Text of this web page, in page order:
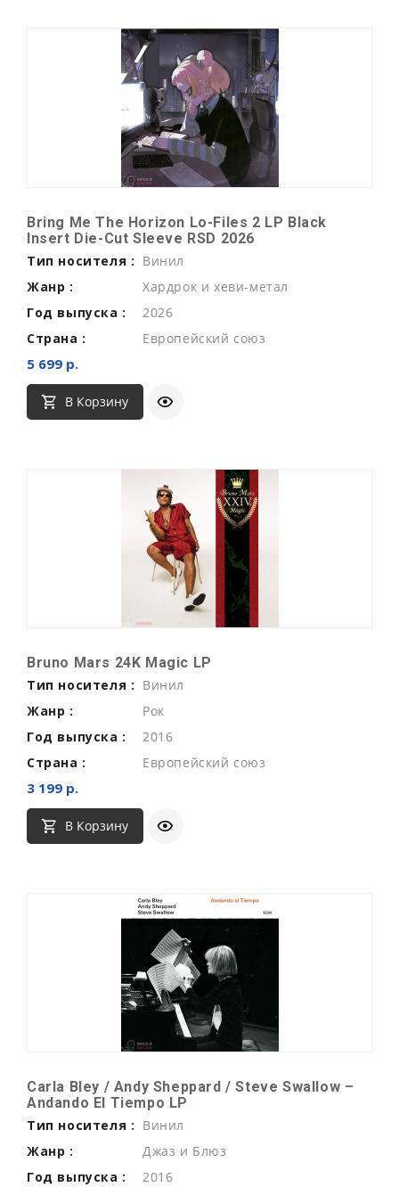
Bring Me The Horizon Lo-Files 2 LP Black
Insert Die-Cut Sleeve RSD 2026
Тип носителя : Винил
Жанр :
Хардрок и хеви-метал
Год выпуска :
2026
Страна :
Европейский союз
5 699 р.
В Корзину
Bruno Mars 24K Magic LP
Тип носителя : Винил
Жанр :
Рок
Год выпуска :
2016
Страна :
Европейский союз
3 199 р.
В Корзину
Carla Bley / Andy Sheppard / Steve Swallow ‎–
Andando El Tiempo LP
Тип носителя : Винил
Жанр :
Джаз и Блюз
Год выпуска :
2016